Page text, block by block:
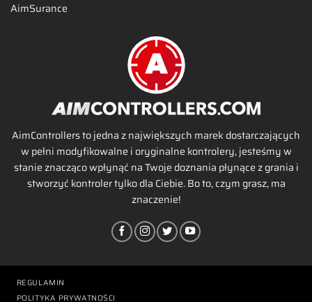
AimSurance
AimControllers to jedna z największych marek dostarczających
w pełni modyfikowalne i oryginalne kontrolery, jesteśmy w
stanie znacząco wpłynąć na Twoje doznania płynące z grania i
stworzyć kontroler tylko dla Ciebie. Bo to, czym grasz, ma
znaczenie!
REGULAMIN
POLITYKA PRYWATNOŚCI